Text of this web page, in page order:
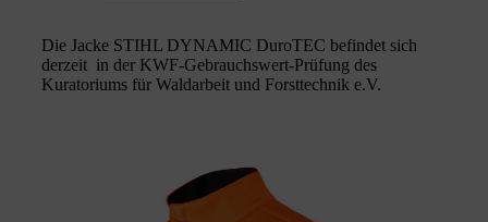
Die Jacke STIHL DYNAMIC DuroTEC befindet sich
derzeit in der KWF-Gebrauchswert-Prüfung des
Kuratoriums für Waldarbeit und Forsttechnik e.V.